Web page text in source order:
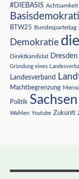
#DIEBASIS Achtsamkeit
BTW25 Bundesparteitag
Demokratie
Direktkandidat Dresden
Gründung eines
Landesverband
Machtbegrenzung
Politik Sachsen
Wahlen Youtube Zukunft